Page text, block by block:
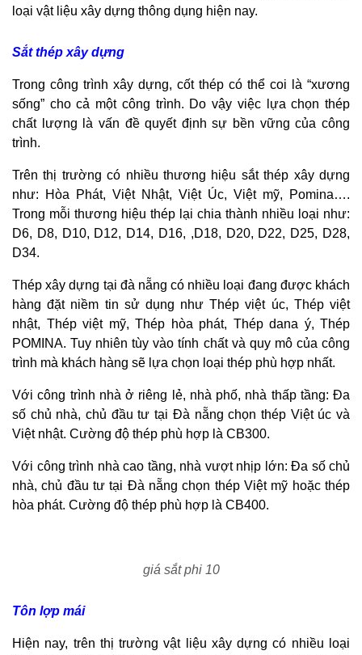
loại vật liệu xây dựng thông dụng hiện nay.
Sắt thép xây dựng
Trong công trình xây dựng, cốt thép có thể coi là “xương
sống” cho cả một công trình. Do vậy việc lựa chọn thép
chất lượng là vấn đề quyết định sự bền vững của công
trình.
Trên thị trường có nhiều thương hiệu sắt thép xây dựng
như: Hòa Phát, Việt Nhật, Việt Úc, Việt mỹ, Pomina….
Trong mỗi thương hiệu thép lại chia thành nhiều loại như:
D6, D8, D10, D12, D14, D16, ,D18, D20, D22, D25, D28,
D34.
Thép xây dựng tại đà nẵng có nhiều loại đang được khách
hàng đặt niềm tin sử dụng như Thép việt úc, Thép việt
nhật, Thép việt mỹ, Thép hòa phát, Thép dana ý, Thép
POMINA. Tuy nhiên tùy vào tính chất và quy mô của công
trình mà khách hàng sẽ lựa chọn loại thép phù hợp nhất.
Với công trình nhà ở riêng lẻ, nhà phố, nhà thấp tầng: Đa
số chủ nhà, chủ đầu tư tại Đà nẵng chọn thép Việt úc và
Việt nhật. Cường độ thép phù hợp là CB300.
Với công trình nhà cao tầng, nhà vượt nhịp lớn: Đa số chủ
nhà, chủ đầu tư tại Đà nẵng chọn thép Việt mỹ hoặc thép
hòa phát. Cường độ thép phù hợp là CB400.
giá sắt phi 10
Tôn lợp mái
Hiện nay, trên thị trường vật liệu xây dựng có nhiều loại